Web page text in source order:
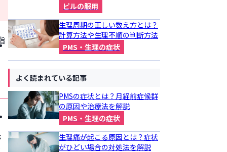
ピルの服用
生理周期の正しい数え方とは？
計算方法や生理不順の判断方法
PMS・生理の症状
よく読まれている記事
PMSの症状とは？月経前症候群
の原因や治療法を解説
PMS・生理の症状
生理痛が起こる原因とは？症状
がひどい場合の対処法を解説